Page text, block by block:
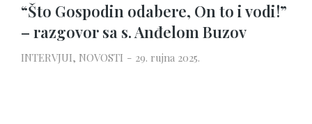
“Što Gospodin odabere, On to i vodi!”
– razgovor sa s. Anđelom Buzov
INTERVJUI, NOVOSTI 29. rujna 2025.